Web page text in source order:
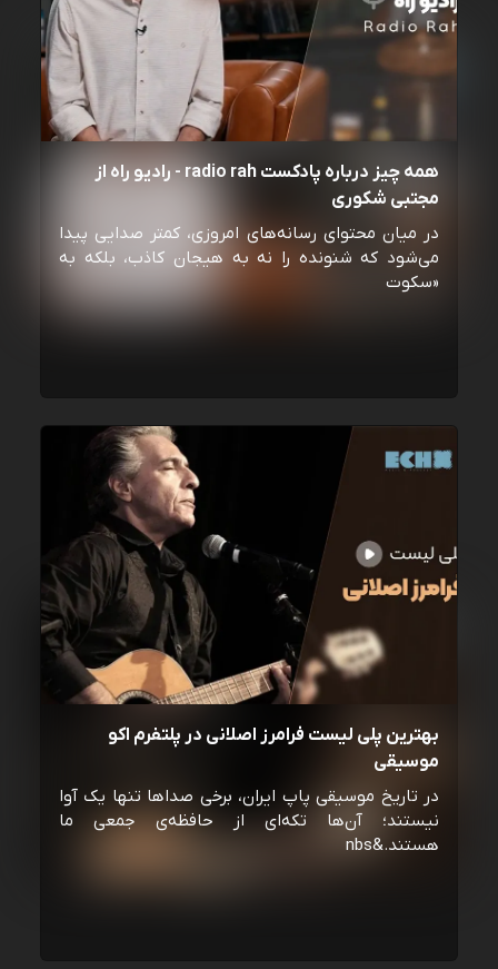
همه چیز درباره پادکست radio rah - رادیو راه از
مجتبی شکوری
در میان محتوای رسانه‌های امروزی، کمتر صدایی پیدا
می‌شود که شنونده را نه به هیجان کاذب، بلکه به
«سکوت
بهترین پلی لیست فرامرز اصلانی در پلتفرم اکو
موسیقی
در تاریخ موسیقی پاپ ایران، برخی صداها تنها یک آوا
نیستند؛ آن‌ها تکه‌ای از حافظه‌ی جمعی ما
هستند.&nbs